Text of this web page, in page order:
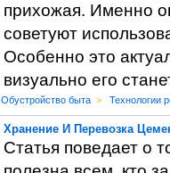
прихожая. Именно
советуют
Особенно это
визуально его
Обустройство быта > Технологии
Хранение И Перевозка
Статья поведает о